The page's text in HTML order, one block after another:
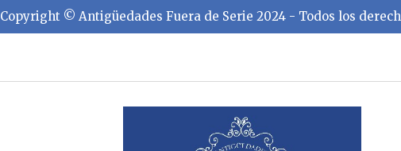
Copyright ©️ Antigüedades Fuera de Serie 2024 - Todos los